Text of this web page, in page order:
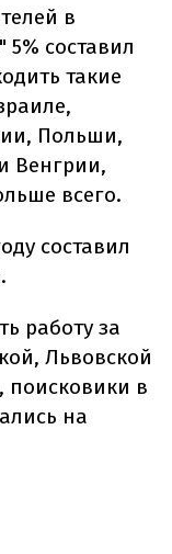
в
составил
такие
Польши,
Венгрии,
всего.
составил
работу за
Львовской
поисковики в
на